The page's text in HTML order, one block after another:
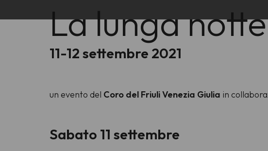
La lunga
11-12 settembre 2021
un evento del Coro del Friuli Venezia Giulia in
Sabato 11 settembre